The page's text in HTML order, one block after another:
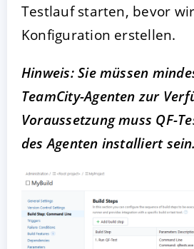
Testlauf starten, bevor
Konfiguration erstellen.
Hinweis: Sie müssen
TeamCity-Agenten zur
Voraussetzung muss QF-
des Agenten installiert sein.